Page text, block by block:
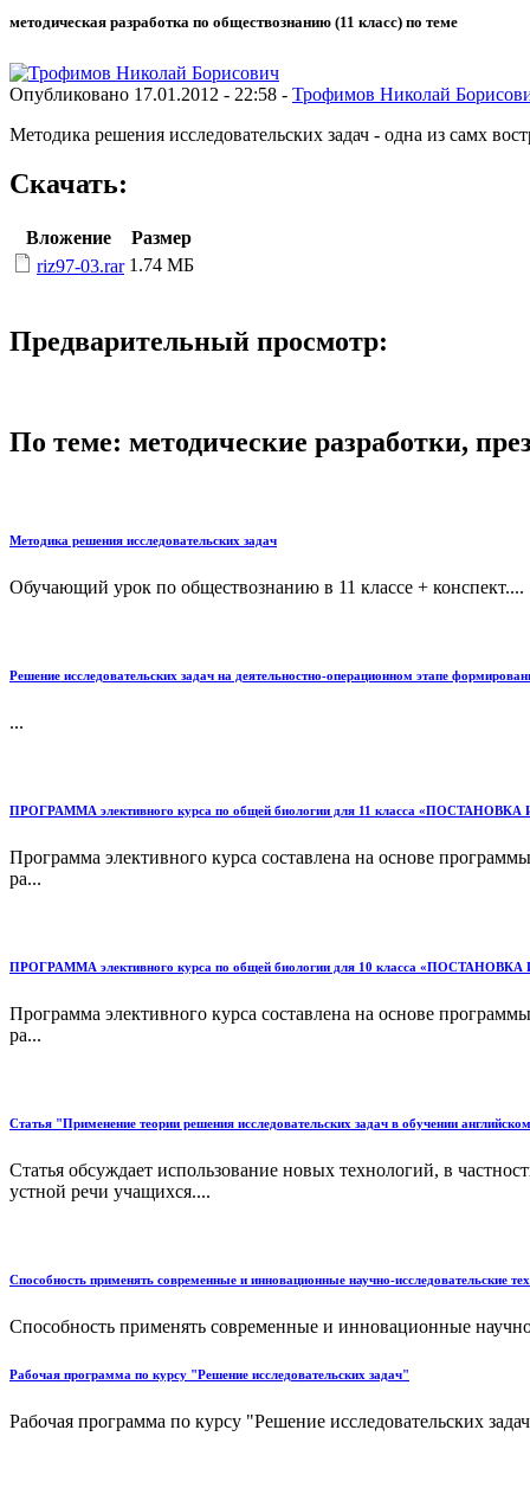
методическая разработка по обществознанию (11 класс) по теме
Опубликовано 17.01.2012 - 22:58 - Трофимов Николай
Методика решения исследовательских задач - одна из самх
Скачать:
Вложение
Размер
riz97-03.rar 1.74 МБ
Предварительный просмотр:
По теме: методические разработки,
Методика решения исследовательских задач
Обучающий урок по обществознанию в 11 классе + конспект....
Решение исследовательских задач на деятельностно-операционном этапе
...
ПРОГРАММА элективного курса по общей биологии для 11 класса
Программа элективного курса составлена на основе
ра...
ПРОГРАММА элективного курса по общей биологии для 10 класса
Программа элективного курса составлена на основе
ра...
Статья "Применение теории решения исследовательских задач в обучении
Статья обсуждает использование новых технологий, в
устной речи учащихся....
Способность применять современные и инновационные научно-исследовательские
Способность применять современные и инновационные
Рабочая программа по курсу "Решение исследовательских задач"
Рабочая программа по курсу "Решение исследовательских